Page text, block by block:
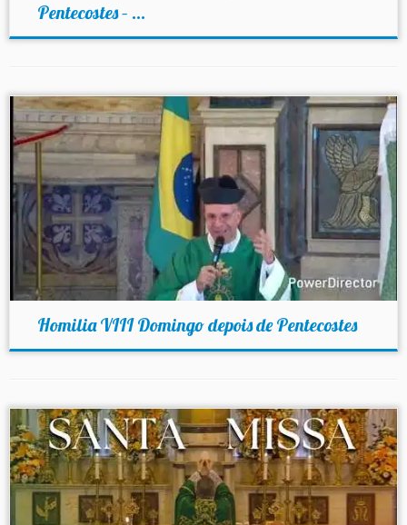
Pentecostes – ...
Homilia VIII Domingo depois de Pentecostes